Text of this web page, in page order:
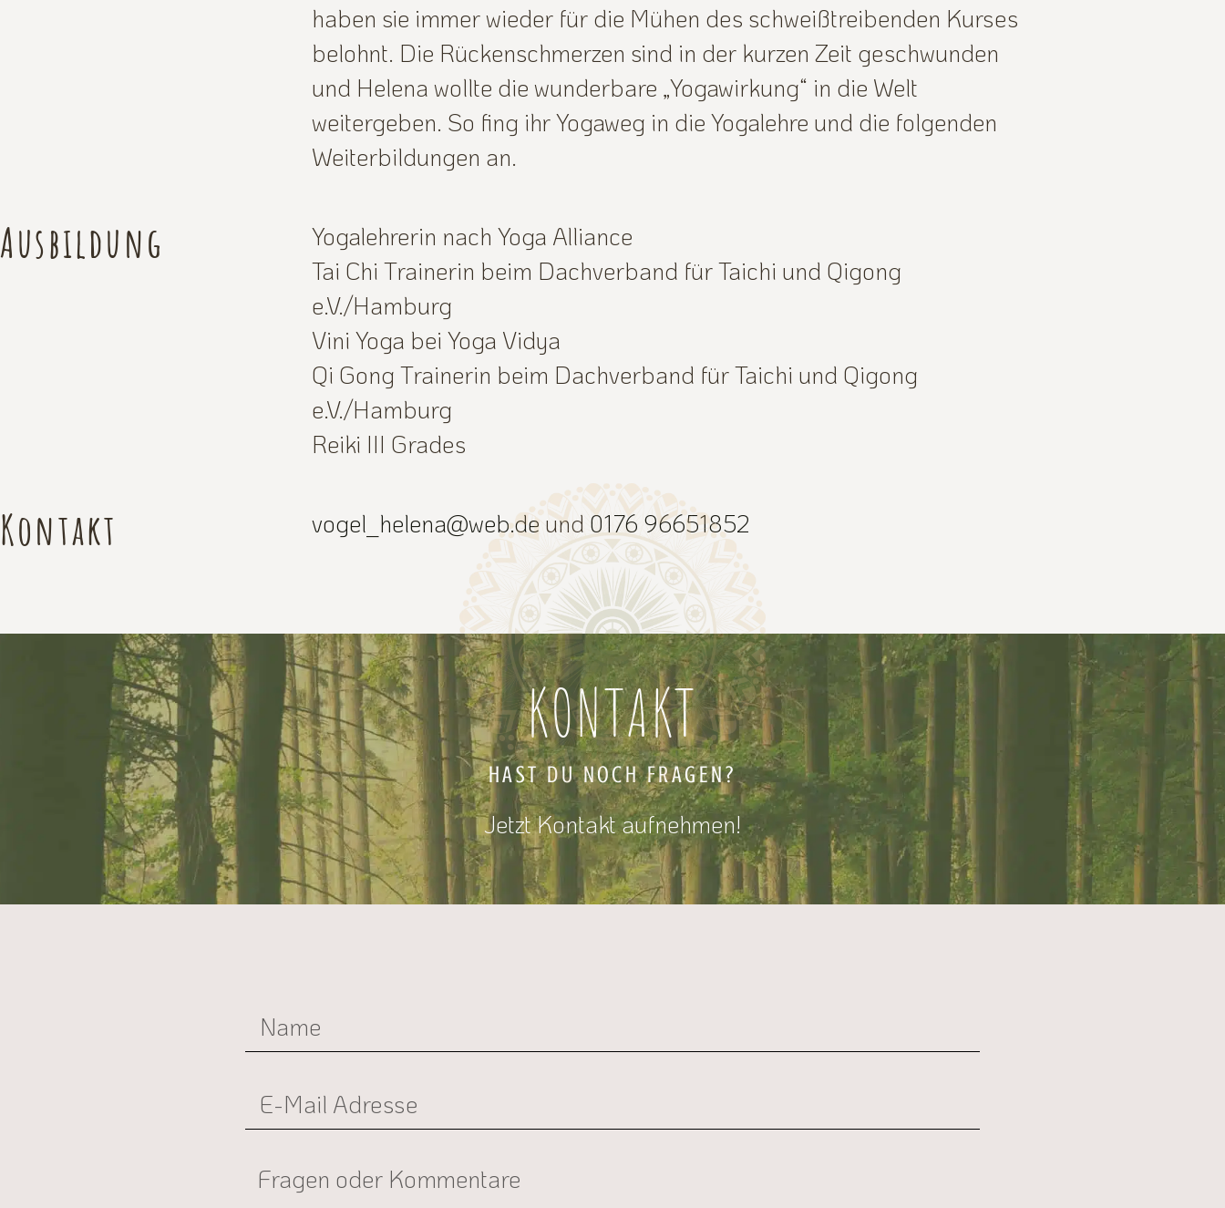
haben sie immer wieder für die Mühen des schweißtreibenden Kurses
belohnt. Die Rückenschmerzen sind in der kurzen Zeit geschwunden
und Helena wollte die wunderbare „Yogawirkung“ in die Welt
weitergeben. So fing ihr Yogaweg in die Yogalehre und die folgenden
Weiterbildungen an.
Ausbildung
Yogalehrerin nach Yoga Alliance
Tai Chi Trainerin beim Dachverband für Taichi und Qigong
e.V./Hamburg
Vini Yoga bei Yoga Vidya
Qi Gong Trainerin beim Dachverband für Taichi und Qigong
e.V./Hamburg
Reiki III Grades
Kontakt vogel_helena@web.de und 0176 96651852
KONTAKT
HAST DU NOCH FRAGEN?
Jetzt Kontakt aufnehmen!